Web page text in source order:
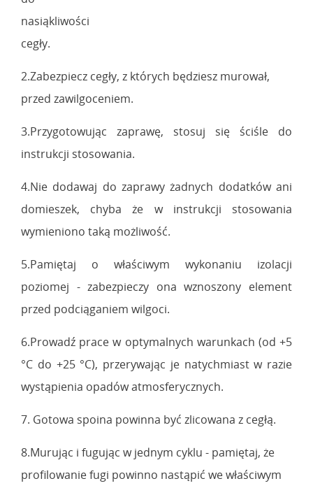
nasiąkliwości
cegły.
2.Zabezpiecz cegły, z których będziesz murował,
przed zawilgoceniem.
3.Przygotowując zaprawę, stosuj się ściśle do
instrukcji stosowania.
4.Nie dodawaj do zaprawy żadnych dodatków ani
domieszek, chyba że w instrukcji stosowania
wymieniono taką możliwość.
5.Pamiętaj o właściwym wykonaniu izolacji
poziomej - zabezpieczy ona wznoszony element
przed podciąganiem wilgoci.
6.Prowadź prace w optymalnych warunkach (od +5
°C do +25 °C), przerywając je natychmiast w razie
wystąpienia opadów atmosferycznych.
7. Gotowa spoina powinna być zlicowana z cegłą.
8.Murując i fugując w jednym cyklu - pamiętaj, że
profilowanie fugi powinno nastąpić we właściwym